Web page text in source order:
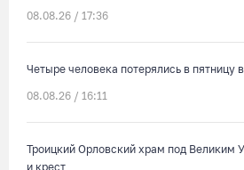
08.08.26 / 17:36
Четыре человека потерялись в пятницу
08.08.26 / 16:11
Троицкий Орловский храм под Великим
и крест